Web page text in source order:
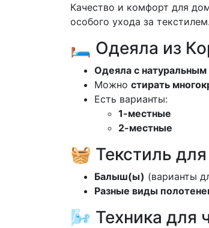
Качество и комфорт для
особого ухода за
🛏️ Одеяла из
Одеяла с
Можно стирать
Есть варианты:
1-местные
2-местные
🧺 Текстиль
Балыш(ы) (варианты
Разные виды
🌬️ Техника для